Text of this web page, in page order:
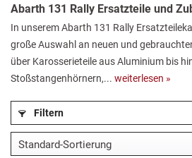
Abarth 131 Rally Ersatzteile und
In unserem Abarth 131 Rally
große Auswahl an neuen und
über Karosserieteile aus Aluminium bis
Stoßstangenhörnern,... weiterlesen »
Filtern